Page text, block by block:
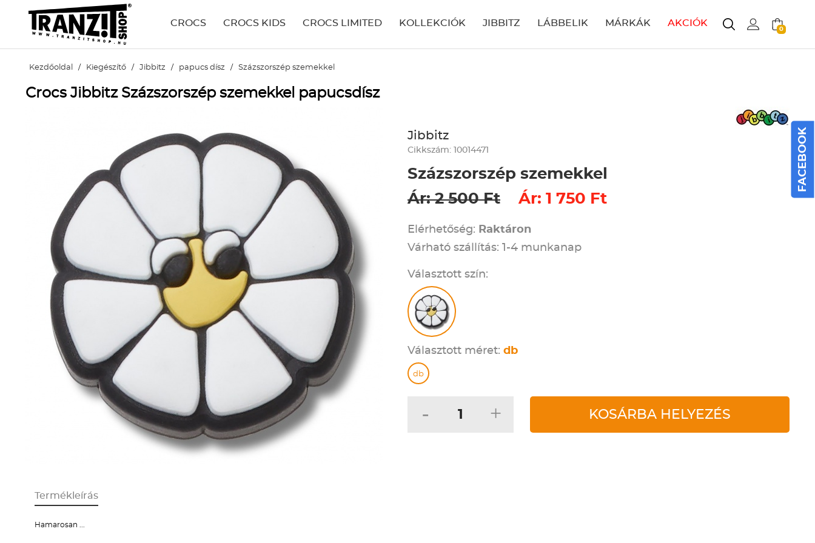
CROCS CROCS KIDS CROCS LIMITED KOLLEKCIÓK JIBBITZ LÁBBELIK MÁRKÁK AKCIÓK
0
Kezdőoldal / Kiegészítő / Jibbitz / papucs dísz / Százszorszép szemekkel
Crocs Jibbitz Százszorszép szemekkel papucsdísz
Jibbitz
Cikkszám: 10014471
Százszorszép szemekkel
Ár: 2 500 Ft
Ár: 1 750 Ft
Elérhetőség: Raktáron
Várható szállítás: 1-4 munkanap
Választott szín:
Választott méret: db
db
- + KOSÁRBA HELYEZÉS
Termékleírás
Hamarosan ...
FACEBOOK